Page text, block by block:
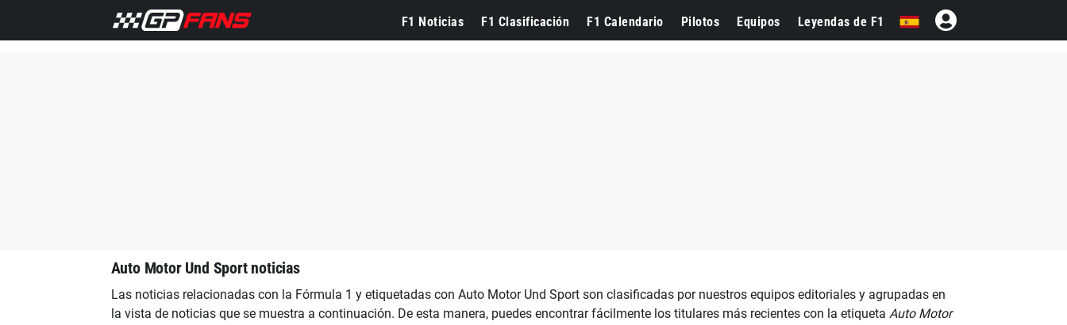
F1 Noticias F1 Clasificación F1 Calendario Pilotos Equipos Leyendas de F1
F1 Noticias
Auto Motor Und Sport noticias
Las noticias relacionadas con la Fórmula 1 y etiquetadas con Auto Motor Und Sport son clasificadas por nuestros equipos editoriales y agrupadas en
la vista de noticias que se muestra a continuación. De esta manera, puedes encontrar fácilmente los titulares más recientes con la etiqueta Auto Motor